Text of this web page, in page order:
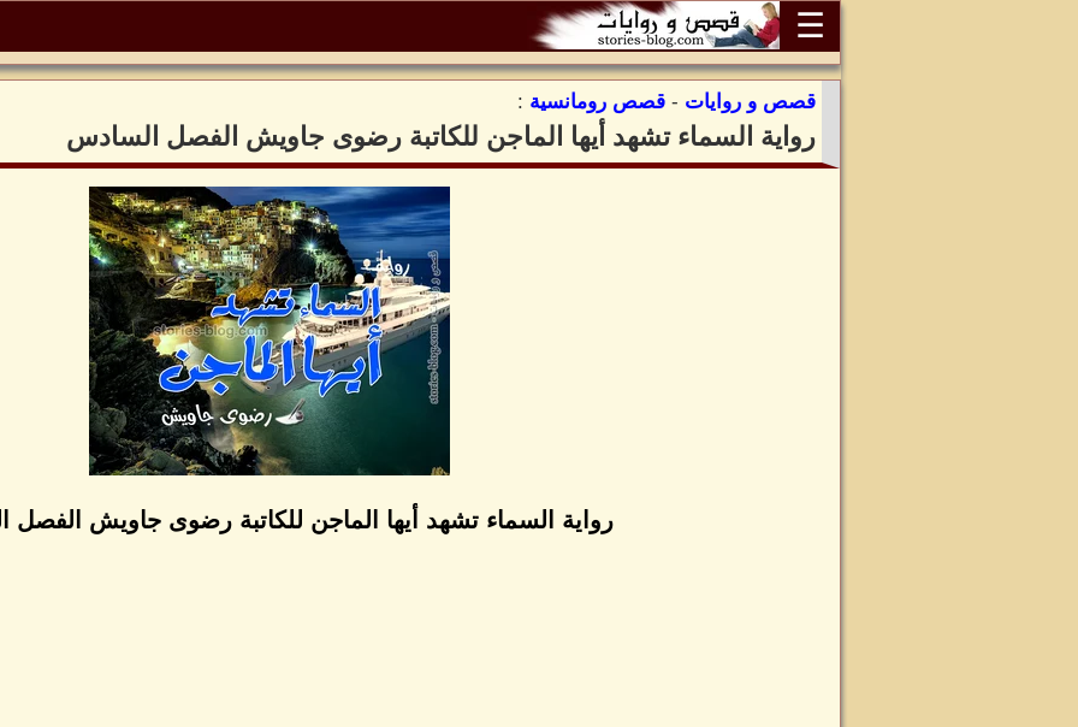
☰
قصص و روايات - قصص رومانسية :
رواية السماء تشهد أيها الماجن للكاتبة رضوى جاويش الفصل السادس
رواية السماء تشهد أيها الماجن للكاتبة رضوى جاويش الفصل